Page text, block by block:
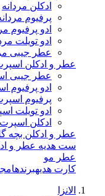
ادکلن مردانه
پرفیوم
ادو پرفیوم
ادو تویلت
عطر جیبی
عطر و ادکلن
عطر جیبی
ادو پرفیوم
پرفیوم
ادو تویلت
ادکلن اسپرت
عطر و ادکلن بچه
ست هدیه عطر و
عطر مو
کارت هدیهبرندها
الانزا